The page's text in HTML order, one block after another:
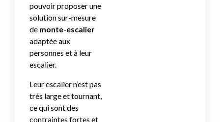
pouvoir proposer une
solution sur-mesure
de monte-escalier
adaptée aux
personnes et à leur
escalier.
Leur escalier n’est pas
très large et tournant,
ce qui sont des
contraintes fortes et